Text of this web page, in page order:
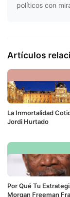
políticos con
Artículos
La Inmortalidad
Jordi Hurtado
Por Qué Tu
Morgan Freeman